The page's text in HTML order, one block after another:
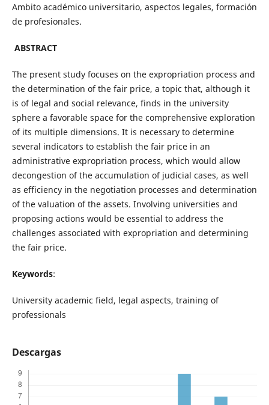
Ambito académico universitario, aspectos legales, formación
de profesionales.
ABSTRACT
The present study focuses on the expropriation process and
the determination of the fair price, a topic that, although it
is of legal and social relevance, finds in the university
sphere a favorable space for the comprehensive exploration
of its multiple dimensions. It is necessary to determine
several indicators to establish the fair price in an
administrative expropriation process, which would allow
decongestion of the accumulation of judicial cases, as well
as efficiency in the negotiation processes and determination
of the valuation of the assets. Involving universities and
proposing actions would be essential to address the
challenges associated with expropriation and determining
the fair price.
Keywords:
University academic field, legal aspects, training of
professionals
Descargas